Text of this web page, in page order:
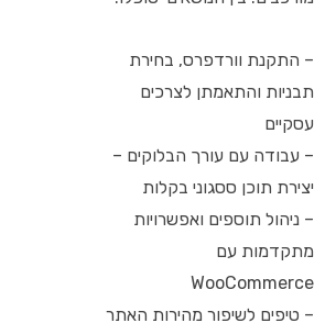
– התקנת וורדפרס, בחירת
תבניות והתאמתן לצרכים
עסקיים
– עבודה עם עורך הבלוקים –
יצירת תוכן ססגוני בקלות
– ניהול תוספים ואפשרויות
מתקדמות עם
WooCommerce
– טיפים לשיפור מהירות האתר